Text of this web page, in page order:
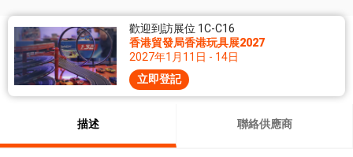
歡迎到訪展位 1C-C16
香港貿發局香港玩具展2027
2027年1月11日 - 14日
立即登記
描述 聯絡供應商